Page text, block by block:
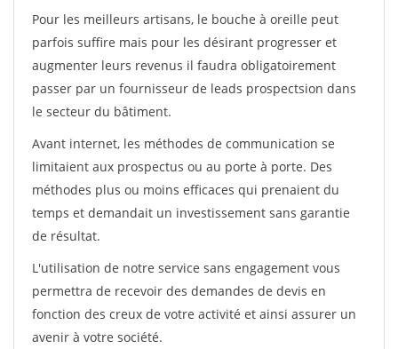
Pour les meilleurs artisans, le bouche à oreille peut
parfois suffire mais pour les désirant progresser et
augmenter leurs revenus il faudra obligatoirement
passer par un fournisseur de leads prospectsion dans
le secteur du bâtiment.
Avant internet, les méthodes de communication se
limitaient aux prospectus ou au porte à porte. Des
méthodes plus ou moins efficaces qui prenaient du
temps et demandait un investissement sans garantie
de résultat.
L'utilisation de notre service sans engagement vous
permettra de recevoir des demandes de devis en
fonction des creux de votre activité et ainsi assurer un
avenir à votre société.